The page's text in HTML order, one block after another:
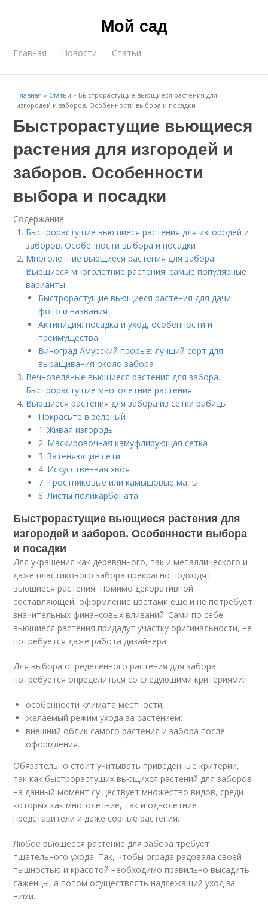
Мой сад
Главная Новости Статьи
Главная » Статьи » Быстрорастущие вьющиеся растения для
изгородей и заборов. Особенности выбора и посадки
Быстрорастущие вьющиеся
растения для изгородей и
заборов. Особенности
выбора и посадки
Содержание
Быстрорастущие вьющиеся растения для изгородей и
заборов. Особенности выбора и посадки
Многолетние вьющиеся растения для забора.
Вьющиеся многолетние растения: самые популярные
варианты
Быстрорастущие вьющиеся растения для дачи:
фото и названия
Актинидия: посадка и уход, особенности и
преимущества
Виноград Амурский прорыв: лучший сорт для
выращивания около забора
Вечнозеленые вьющиеся растения для забора.
Быстрорастущие многолетние растения
Вьющиеся растения для забора из сетки рабицы
Покрасьте в зеленый
1. Живая изгородь
2. Маскировочная камуфлирующая сетка
3. Затеняющие сети
4. Искусственная хвоя
7. Тростниковые или камышовые маты
8. Листы поликарбоната
Быстрорастущие вьющиеся растения для
изгородей и заборов. Особенности выбора
и посадки
Для украшения как деревянного, так и металлического и
даже пластикового забора прекрасно подходят
вьющиеся растения. Помимо декоративной
составляющей, оформление цветами еще и не потребует
значительных финансовых вливаний. Сами по себе
вьющиеся растения придадут участку оригинальности, не
потребуется даже работа дизайнера.
Для выбора определенного растения для забора
потребуется определиться со следующими критериями:
особенности климата местности;
желаемый режим ухода за растением;
внешний облик самого растения и забора после
оформления.
Обязательно стоит учитывать приведенные критерии,
так как быстрорастущих вьющихся растений для заборов
на данный момент существует множество видов, среди
которых как многолетние, так и однолетние
представители и даже сорные растения.
Любое вьющееся растение для забора требует
тщательного ухода. Так, чтобы ограда радовала своей
пышностью и красотой необходимо правильно высадить
саженцы, а потом осуществлять надлежащий уход за
ними.